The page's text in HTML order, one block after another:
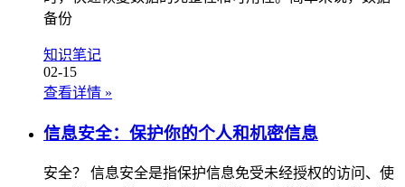
备份
知识笔记
02-15
查看详情 »
信息安全：保护你的个人和机密信息
安全？ 信息安全是指保护信息免受未经授权的访问、使